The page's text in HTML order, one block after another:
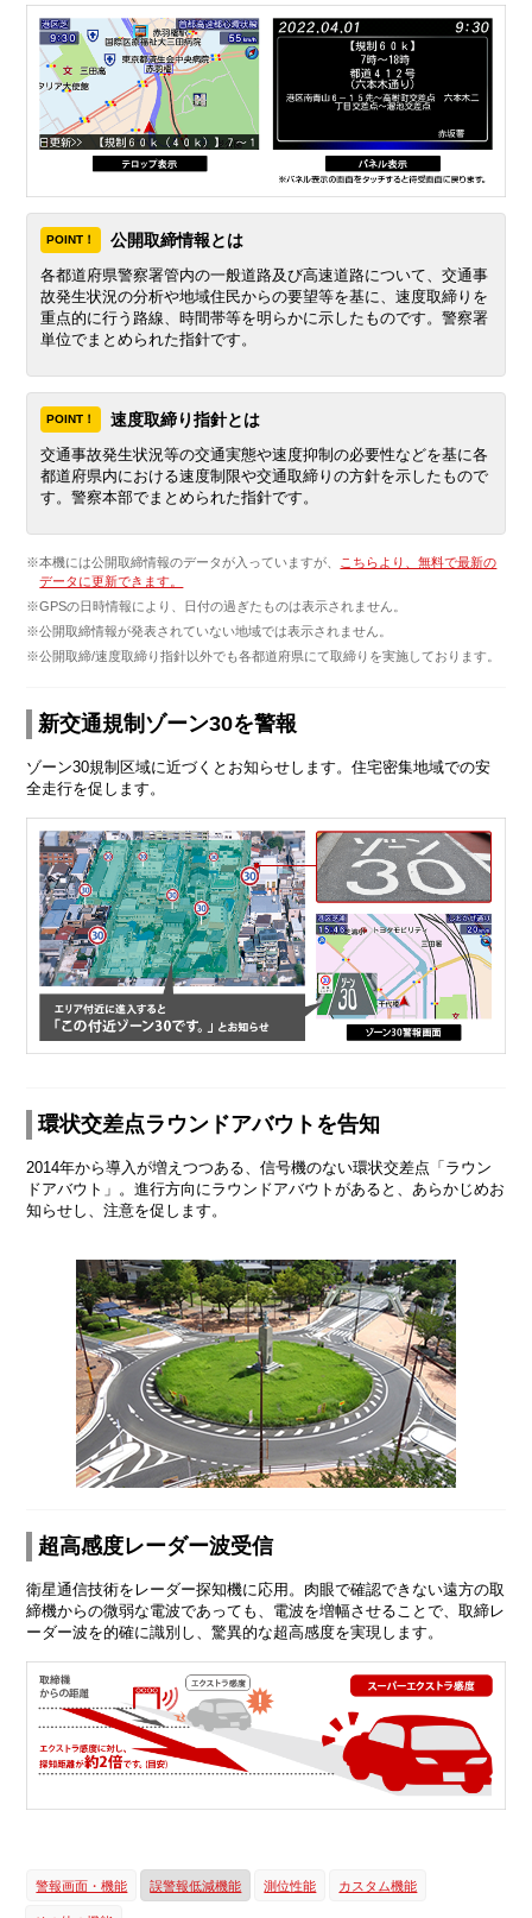
POINT！ 公開取締情報とは
各都道府県警察署管内の一般道路及び高速道路について、交通事
故発生状況の分析や地域住民からの要望等を基に、速度取締りを
重点的に行う路線、時間帯等を明らかに示したものです。警察署
単位でまとめられた指針です。
POINT！ 速度取締り指針とは
交通事故発生状況等の交通実態や速度抑制の必要性などを基に各
都道府県内における速度制限や交通取締りの方針を示したもので
す。警察本部でまとめられた指針です。
※本機には公開取締情報のデータが入っていますが、
こちらより、無料で最新の
データに更新できます。
※GPSの日時情報により、日付の過ぎたものは表示されません。
※公開取締情報が発表されていない地域では表示されません。
※公開取締/速度取締り指針以外でも各都道府県にて取締りを実施しております。
新交通規制ゾーン30を警報
ゾーン30規制区域に近づくとお知らせします。住宅密集地域での安
全走行を促します。
環状交差点ラウンドアバウトを告知
2014年から導入が増えつつある、信号機のない環状交差点「ラウン
ドアバウト」。進行方向にラウンドアバウトがあると、あらかじめお
知らせし、注意を促します。
超高感度レーダー波受信
衛星通信技術をレーダー探知機に応用。肉眼で確認できない遠方の取
締機からの微弱な電波であっても、電波を増幅させることで、取締レ
ーダー波を的確に識別し、驚異的な超高感度を実現します。
警報画面・機能 誤警報低減機能 測位性能 カスタム機能